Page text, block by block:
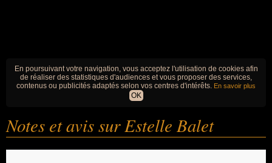
En poursuivant votre navigation, vous acceptez l'utilisation de cookies afin
de réaliser des statistiques d'audiences et vous proposer des services,
contenus ou publicités adaptés selon vos centres d'intérêts. En savoir plus
OK
Notes et avis sur Estelle Balet